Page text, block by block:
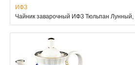
ИФЗ
Чайник заварочный ИФЗ Тюльпан